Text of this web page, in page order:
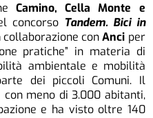
Camino, Cella Monte e
concorsoTandem. Bici in
collaborazione conAnci per
pratiche” in materia di
ambientale e mobilità
dei piccoli Comuni. Il
meno di 3.000 abitanti,
e ha visto oltre 140